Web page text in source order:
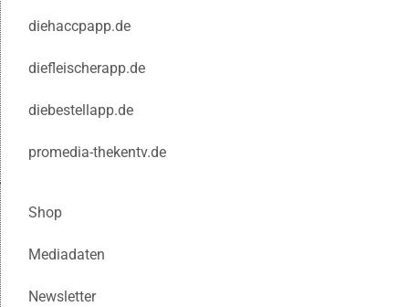
diehaccpapp.de
diefleischerapp.de
diebestellapp.de
promedia-thekentv.de
Shop
Mediadaten
Newsletter